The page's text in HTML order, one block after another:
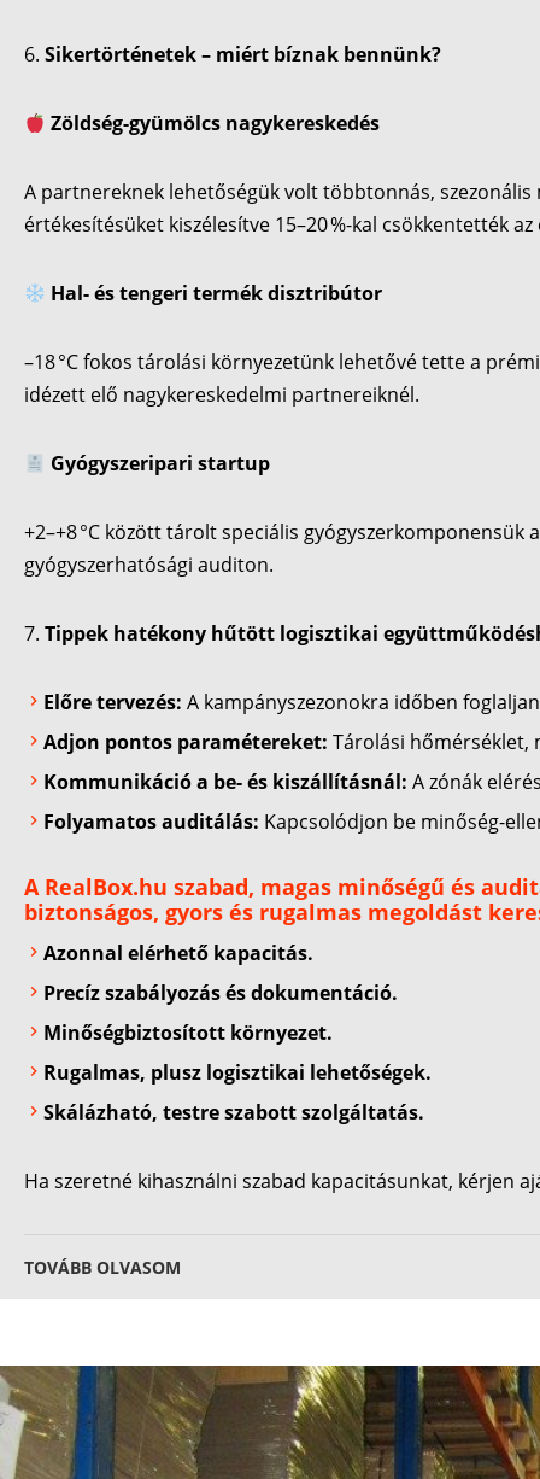
Sikertörténetek – miért bíznak bennünk?
Zöldség-gyümölcs nagykereskedés
A partnereknek lehetőségük volt többtonnás,
értékesítésüket kiszélesítve 15–20 %-kal csökkentették
Hal- és tengeri termék disztribútor
–18 °C fokos tárolási környezetünk lehetővé tette a
idézett elő nagykereskedelmi partnereiknél.
Gyógyszeripari startup
+2–+8 °C között tárolt speciális
gyógyszerhatósági auditon.
Tippek hatékony hűtött logisztikai
Előre tervezés: A kampányszezonokra időben
Adjon pontos paramétereket: Tárolási hőmérséklet,
Kommunikáció a be- és kiszállításnál: A zónák
Folyamatos auditálás: Kapcsolódjon be minőség-
A RealBox.hu szabad, magas minőségű és
biztonságos, gyors és rugalmas megoldást
Azonnal elérhető kapacitás.
Precíz szabályozás és dokumentáció.
Minőségbiztosított környezet.
Rugalmas, plusz logisztikai lehetőségek.
Skálázható, testre szabott szolgáltatás.
Ha szeretné kihasználni szabad kapacitásunkat, kérjen
TOVÁBB OLVASOM